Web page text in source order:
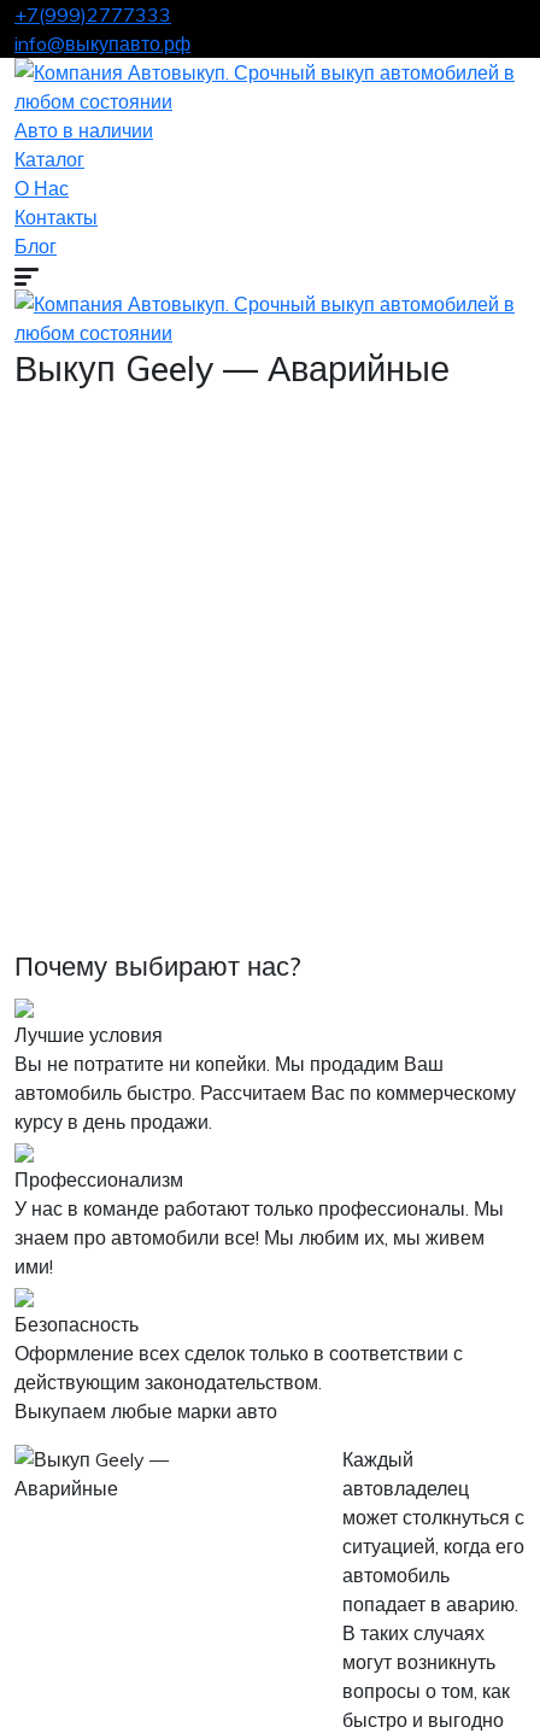
+7(999)2777333
info@выкупавто.рф
Авто в наличии
Каталог
О Нас
Контакты
Блог
Выкуп Geely — Аварийные
Почему выбирают нас?
Лучшие условия
Вы не потратите ни копейки. Мы продадим Ваш
автомобиль быстро. Рассчитаем Вас по коммерческому
курсу в день продажи.
Профессионализм
У нас в команде работают только профессионалы. Мы
знаем про автомобили все! Мы любим их, мы живем
ими!
Безопасность
Оформление всех сделок только в соответствии с
действующим законодательством.
Выкупаем любые марки авто
Каждый
автовладелец
может столкнуться с
ситуацией, когда его
автомобиль
попадает в аварию.
В таких случаях
могут возникнуть
вопросы о том, как
быстро и выгодно